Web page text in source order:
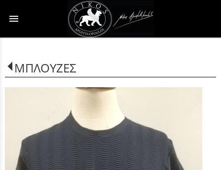
menu
ΜΠΛΟΥΖΕΣ